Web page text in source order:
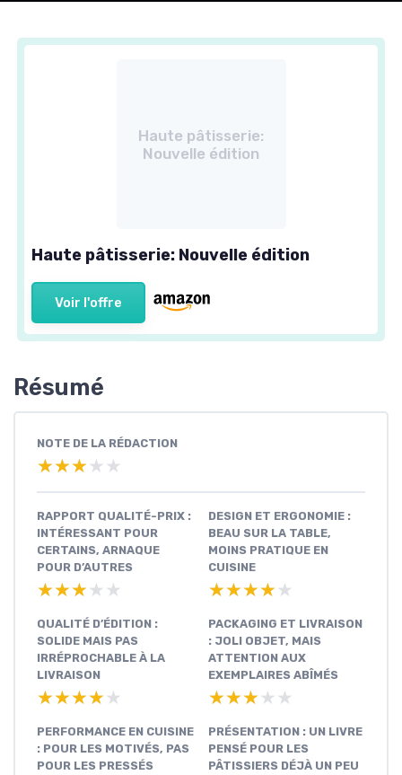
Haute pâtisserie:
Nouvelle édition
Haute pâtisserie: Nouvelle édition
Voir l'offre
Résumé
NOTE DE LA RÉDACTION
★★★★★
★★★★★
RAPPORT QUALITÉ-PRIX :
INTÉRESSANT POUR
CERTAINS, ARNAQUE
POUR D’AUTRES
★★★★★
★★★★★
DESIGN ET ERGONOMIE :
BEAU SUR LA TABLE,
MOINS PRATIQUE EN
CUISINE
★★★★★
★★★★★
QUALITÉ D’ÉDITION :
SOLIDE MAIS PAS
IRRÉPROCHABLE À LA
LIVRAISON
★★★★★
★★★★★
PACKAGING ET LIVRAISON
: JOLI OBJET, MAIS
ATTENTION AUX
EXEMPLAIRES ABÎMÉS
★★★★★
★★★★★
PERFORMANCE EN CUISINE
: POUR LES MOTIVÉS, PAS
POUR LES PRESSÉS
PRÉSENTATION : UN LIVRE
PENSÉ POUR LES
PÂTISSIERS DÉJÀ UN PEU